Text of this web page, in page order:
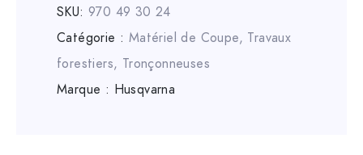
SKU: 970 49 30 24
Catégorie : Matériel de Coupe, Travaux
forestiers, Tronçonneuses
Marque : Husqvarna